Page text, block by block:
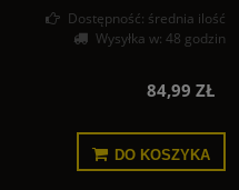
Dostępność: średnia ilość
Wysyłka w: 48 godzin
84,99 ZŁ
DO KOSZYKA